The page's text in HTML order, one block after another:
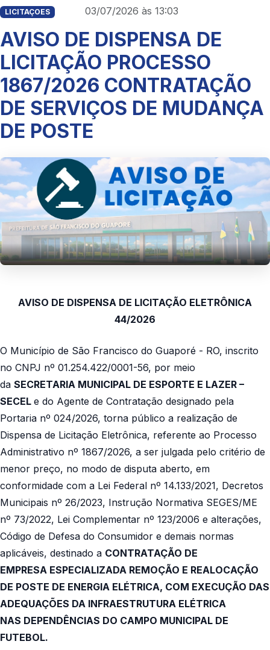
LICITAÇOES 03/07/2026 às 13:03
AVISO DE DISPENSA DE
LICITAÇÃO PROCESSO
1867/2026 CONTRATAÇÃO
DE SERVIÇOS DE MUDANÇA
DE POSTE
AVISO DE DISPENSA DE LICITAÇÃO ELETRÔNICA
44/2026
O Município de São Francisco do Guaporé - RO, inscrito
no CNPJ nº 01.254.422/0001-56, por meio
da SECRETARIA MUNICIPAL DE ESPORTE E LAZER –
SECEL e do Agente de Contratação designado pela
Portaria nº 024/2026, torna público a realização de
Dispensa de Licitação Eletrônica, referente ao Processo
Administrativo nº 1867/2026, a ser julgada pelo critério de
menor preço, no modo de disputa aberto, em
conformidade com a Lei Federal nº 14.133/2021, Decretos
Municipais nº 26/2023, Instrução Normativa SEGES/ME
nº 73/2022, Lei Complementar nº 123/2006 e alterações,
Código de Defesa do Consumidor e demais normas
aplicáveis, destinado a CONTRATAÇÃO DE
EMPRESA ESPECIALIZADA REMOÇÃO E REALOCAÇÃO
DE POSTE DE ENERGIA ELÉTRICA, COM EXECUÇÃO DAS
ADEQUAÇÕES DA INFRAESTRUTURA ELÉTRICA
NAS DEPENDÊNCIAS DO CAMPO MUNICIPAL DE
FUTEBOL.